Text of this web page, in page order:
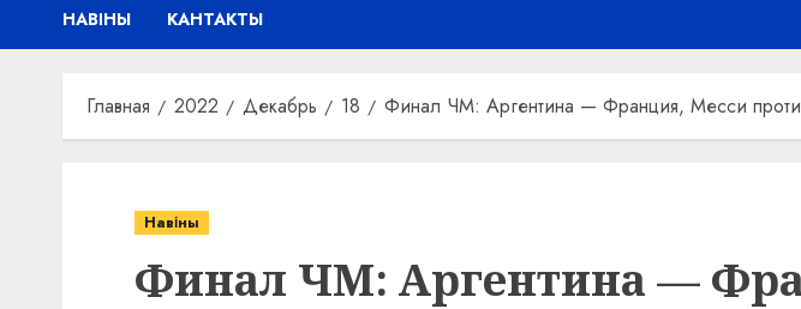
НАВІНЫ КАНТАКТЫ
Главная 2022 Декабрь 18 Финал ЧМ: Аргентина — Франция, Месси
Навіны
Финал ЧМ: Аргентина —